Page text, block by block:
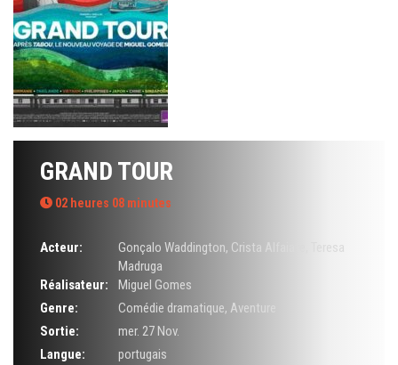
GRAND TOUR
02 heures 08 minutes
Acteur: Gonçalo Waddington, Crista Alfaiate
Teresa
Madruga
Réalisateur:
Miguel Gomes
Genre:
Comédie dramatique, Aventure
Sortie:
mer. 27 Nov.
Langue:
portugais